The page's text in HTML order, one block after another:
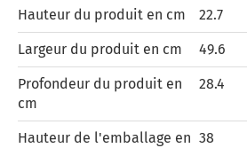
Hauteur du produit en cm 22.7
Largeur du produit en cm 49.6
Profondeur du produit en
cm
28.4
Hauteur de l'emballage en 38